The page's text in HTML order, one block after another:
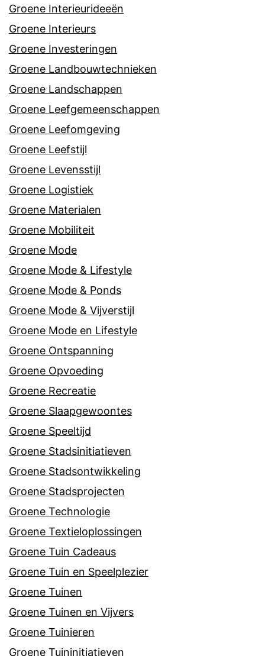
Groene Interieurideeën
Groene Interieurs
Groene Investeringen
Groene Landbouwtechnieken
Groene Landschappen
Groene Leefgemeenschappen
Groene Leefomgeving
Groene Leefstijl
Groene Levensstijl
Groene Logistiek
Groene Materialen
Groene Mobiliteit
Groene Mode
Groene Mode & Lifestyle
Groene Mode & Ponds
Groene Mode & Vijverstijl
Groene Mode en Lifestyle
Groene Ontspanning
Groene Opvoeding
Groene Recreatie
Groene Slaapgewoontes
Groene Speeltijd
Groene Stadsinitiatieven
Groene Stadsontwikkeling
Groene Stadsprojecten
Groene Technologie
Groene Textieloplossingen
Groene Tuin Cadeaus
Groene Tuin en Speelplezier
Groene Tuinen
Groene Tuinen en Vijvers
Groene Tuinieren
Groene Tuininitiatieven